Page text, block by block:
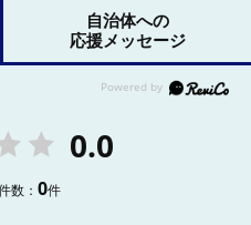
自治体への
応援メッセージ
0.0
数：0件